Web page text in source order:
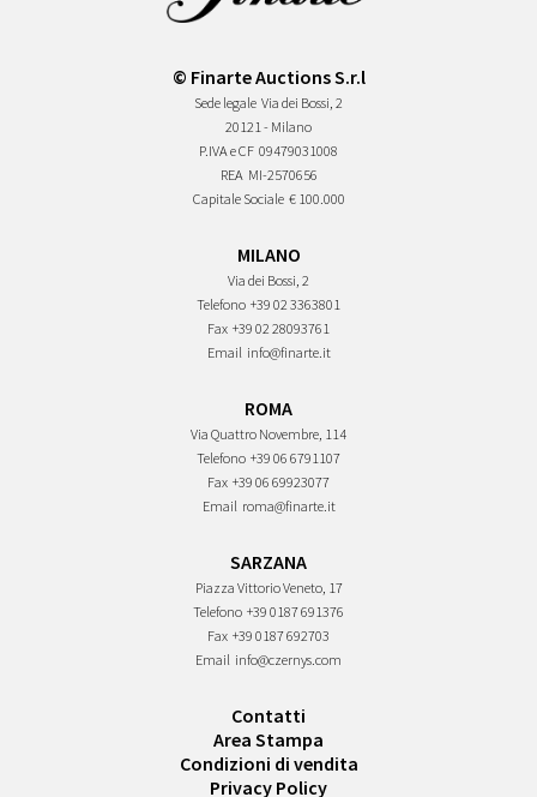
© Finarte Auctions S.r.l
Sede legale Via dei Bossi, 2
20121 - Milano
P.IVA e CF 09479031008
REA MI-2570656
Capitale Sociale € 100.000
MILANO
Via dei Bossi, 2
Telefono +39 02 3363801
Fax +39 02 28093761
Email info@finarte.it
ROMA
Via Quattro Novembre, 114
Telefono +39 06 6791107
Fax +39 06 69923077
Email roma@finarte.it
SARZANA
Piazza Vittorio Veneto, 17
Telefono +39 0187 691376
Fax +39 0187 692703
Email info@czernys.com
Contatti
Area Stampa
Condizioni di vendita
Privacy Policy